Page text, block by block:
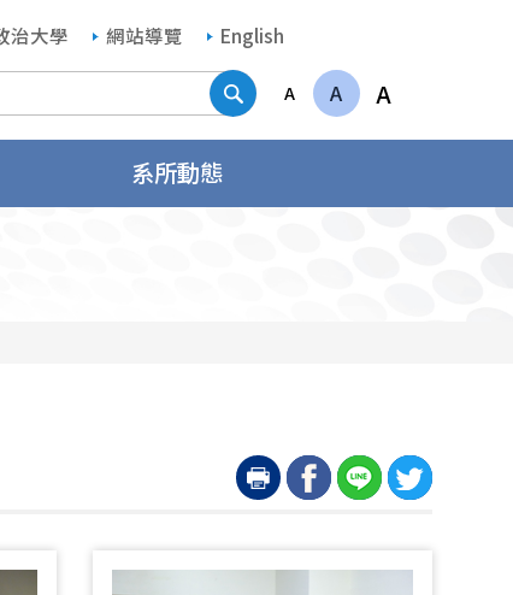
治大學 網站導覽 English
搜尋A A A
系所動態